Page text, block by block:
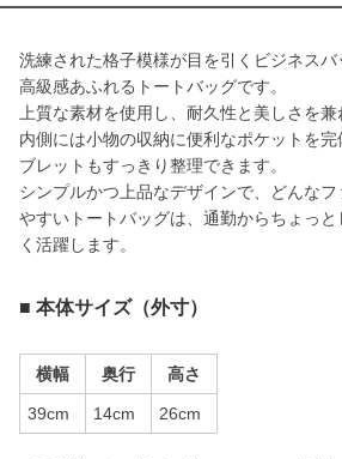
洗練された格子模様が目を引くビジネス
高級感あふれるトートバッグです。
上質な素材を使用し、耐久性と美しさを兼
内側には小物の収納に便利なポケットを
ブレットもすっきり整理できます。
シンプルかつ上品なデザインで、どんな
やすいトートバッグは、通勤からちょっ
く活躍します。
■ 本体サイズ（外寸）
横幅 奥行 高さ
39cm 14cm 26cm